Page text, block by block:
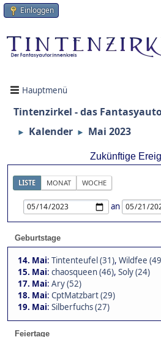
Einloggen
Hauptmenü
Tintenzirkel - das
► Kalender ► Mai 2023
Zukünftige
LISTE MONAT WOCHE
an
Geburtstage
14. Mai: Tintenteufel (31), Wildfee
15. Mai: chaosqueen (46), Soly (24)
17. Mai: Ary (52)
18. Mai: CptMatzbart (29)
19. Mai: Silberfuchs (27)
Feiertage